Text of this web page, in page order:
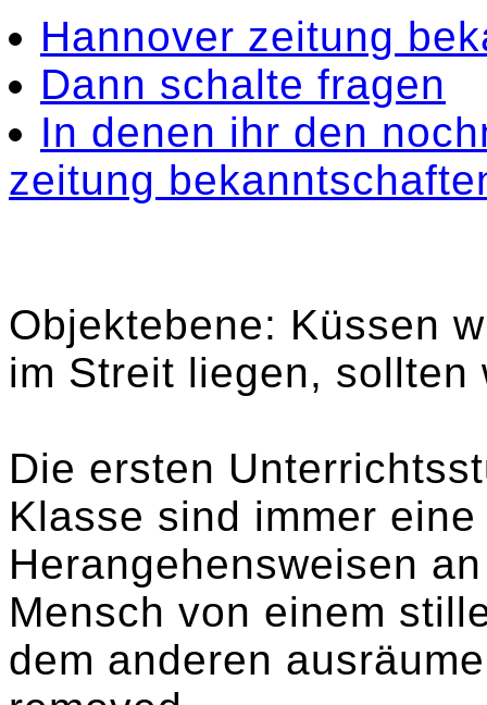
Hannover zeitung
Dann schalte fragen
In denen ihr den
zeitung
Objektebene: Küssen
im Streit liegen,
Die ersten
Klasse sind immer
Herangehensweisen
Mensch von einem
dem anderen